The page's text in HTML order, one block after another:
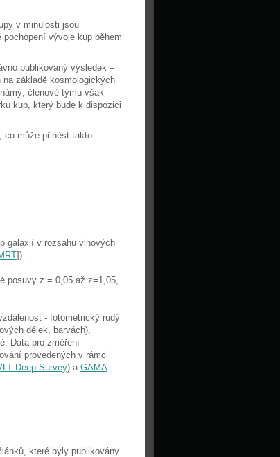
v minulosti jsou
vývoje kup během
publikovaný výsledek –
základě kosmologických
členové týmu však
kup, který bude k dispozici
co může přinést takto
galaxií v rozsahu vlnových
]).
posuvy z = 0,05 až z=1,05,
- fotometrický rudý
délek, barvách),
Data pro změření
provedených v rámci
Deep Survey) a GAMA.
které byly publikovány